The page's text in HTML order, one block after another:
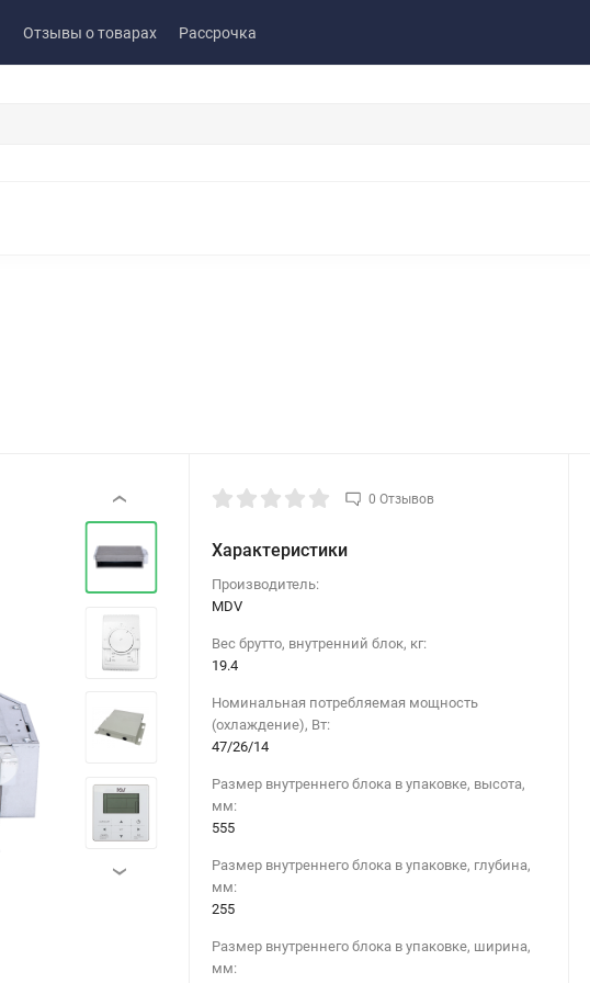
Отзывы о товарах Рассрочка
‹
›
0 Отзывов
Характеристики
Производитель:
MDV
Вес брутто, внутренний блок, кг:
19.4
Номинальная потребляемая мощность
(охлаждение), Вт:
47/26/14
Размер внутреннего блока в упаковке, высота,
мм:
555
Размер внутреннего блока в упаковке, глубина,
мм:
255
Размер внутреннего блока в упаковке, ширина,
мм: